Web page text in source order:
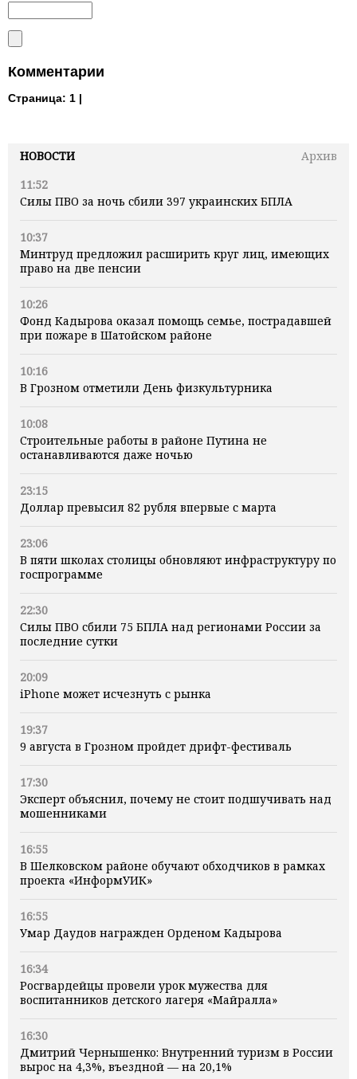
НОВОСТИ
Архив
11:52
Силы ПВО за ночь сбили 397 украинских БПЛА
10:37
Минтруд предложил расширить круг лиц, имеющих
право на две пенсии
10:26
Фонд Кадырова оказал помощь семье, пострадавшей
при пожаре в Шатойском районе
10:16
В Грозном отметили День физкультурника
10:08
Строительные работы в районе Путина не
останавливаются даже ночью
23:15
Доллар превысил 82 рубля впервые с марта
23:06
В пяти школах столицы обновляют инфраструктуру по
госпрограмме
22:30
Силы ПВО сбили 75 БПЛА над регионами России за
последние сутки
20:09
iPhone может исчезнуть с рынка
19:37
9 августа в Грозном пройдет дрифт-фестиваль
17:30
Эксперт объяснил, почему не стоит подшучивать над
мошенниками
16:55
В Шелковском районе обучают обходчиков в рамках
проекта «ИнформУИК»
16:55
Умар Даудов награжден Орденом Кадырова
16:34
Росгвардейцы провели урок мужества для
воспитанников детского лагеря «Майралла»
16:30
Дмитрий Чернышенко: Внутренний туризм в России
вырос на 4,3%, въездной — на 20,1%
Комментарии
Страница: 1 |